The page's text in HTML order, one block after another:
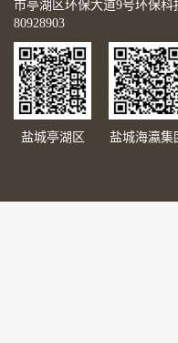
市亭湖区环保大道9号环保
80928903
盐城亭湖区 盐城海瀛集